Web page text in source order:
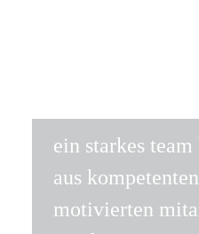
ein starkes team
aus
motivierten